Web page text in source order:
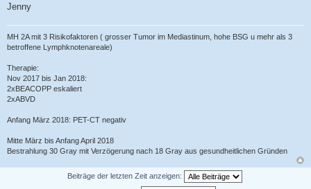
Jenny
MH 2A mit 3 Risikofaktoren ( grosser Tumor im Mediastinum, hohe BSG u mehr als 3
betroffene Lymphknotenareale)
Therapie:
Nov 2017 bis Jan 2018:
2xBEACOPP eskaliert
2xABVD
Anfang März 2018: PET-CT negativ
Mitte März bis Anfang April 2018
Bestrahlung 30 Gray mit Verzögerung nach 18 Gray aus gesundheitlichen Gründen
Beiträge der letzten Zeit anzeigen: